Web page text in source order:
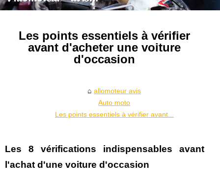
Les points essentiels à vérifier
avant d'acheter une voiture
d'occasion
allomoteur avis
Auto moto
Les points essentiels à vérifier avant...
Les 8 vérifications indispensables avant
l'achat d'une voiture d'occasion